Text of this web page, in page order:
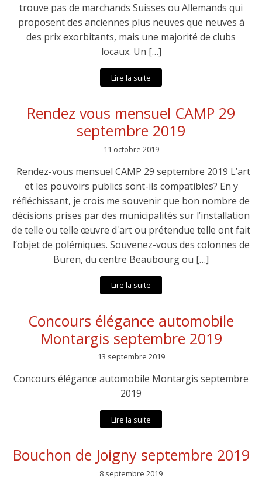
trouve pas de marchands Suisses ou Allemands qui
proposent des anciennes plus neuves que neuves à
des prix exorbitants, mais une majorité de clubs
locaux. Un […]
Lire la suite
Rendez vous mensuel CAMP 29
septembre 2019
11 octobre 2019
Rendez-vous mensuel CAMP 29 septembre 2019 L’art
et les pouvoirs publics sont-ils compatibles? En y
réfléchissant, je crois me souvenir que bon nombre de
décisions prises par des municipalités sur l’installation
de telle ou telle œuvre d'art ou prétendue telle ont fait
l’objet de polémiques. Souvenez-vous des colonnes de
Buren, du centre Beaubourg ou […]
Lire la suite
Concours élégance automobile
Montargis septembre 2019
13 septembre 2019
Concours élégance automobile Montargis septembre
2019
Lire la suite
Bouchon de Joigny septembre 2019
8 septembre 2019